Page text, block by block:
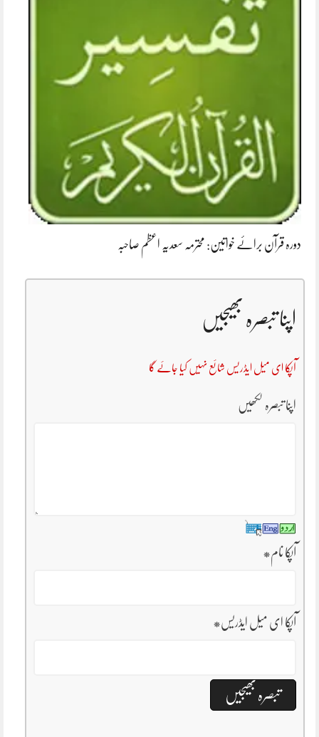
دورہ قرآن برائے خواتین: محترمہ سعدیہ اعظم صاحبہ
اپنا تبصرہ بھیجیں
آپکا ای میل ایڈریس شائع نہیں کیا جائے گا
اپنا تبصرہ لکھیں
آپکا نام*
آپکا ای میل ایڈریس*